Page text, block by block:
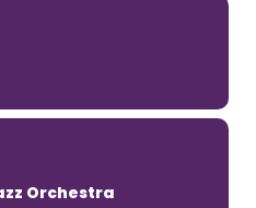
Orchestra